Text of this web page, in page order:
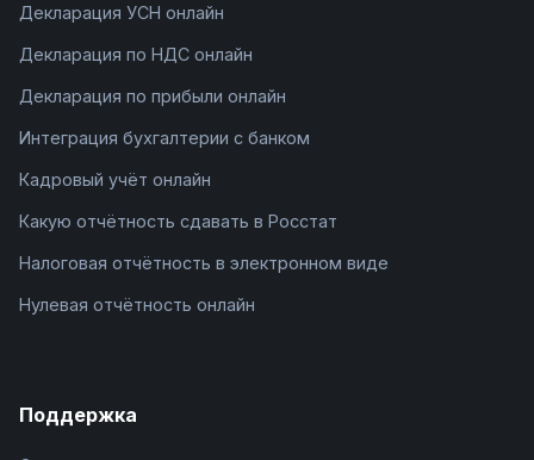
Декларация УСН онлайн
Декларация по НДС онлайн
Декларация по прибыли онлайн
Интеграция бухгалтерии с банком
Кадровый учёт онлайн
Какую отчётность сдавать в Росстат
Налоговая отчётность в электронном виде
Нулевая отчётность онлайн
Поддержка